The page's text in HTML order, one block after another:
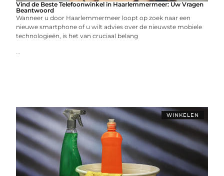
Vind de Beste Telefoonwinkel in Haarlemmermeer: Uw Vragen
Beantwoord
Wanneer u door Haarlemmermeer loopt op zoek naar een
nieuwe smartphone of u wilt advies over de nieuwste mobiele
technologieën, is het van cruciaal belang
...
WINKELEN